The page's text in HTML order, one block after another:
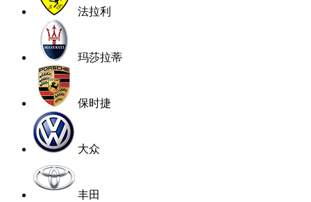
法拉利
玛莎拉蒂
保时捷
大众
丰田